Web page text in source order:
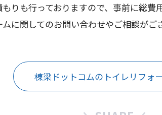
りも行っておりますので、事前に総費
ムに関してのお問い合わせやご相談が
棟梁ドットコムのトイレリフォ